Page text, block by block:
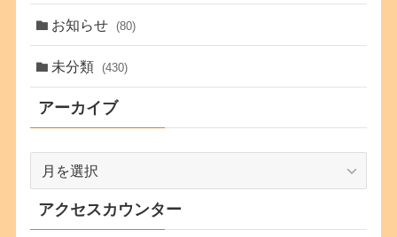
お知らせ (80)
未分類 (430)
アーカイブ
カ
イ
アクセスカウンター